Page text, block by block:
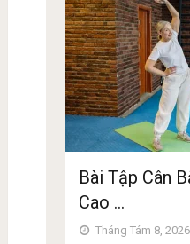
Bài Tập Cân
Cao …
Tháng Tám 8, 2026